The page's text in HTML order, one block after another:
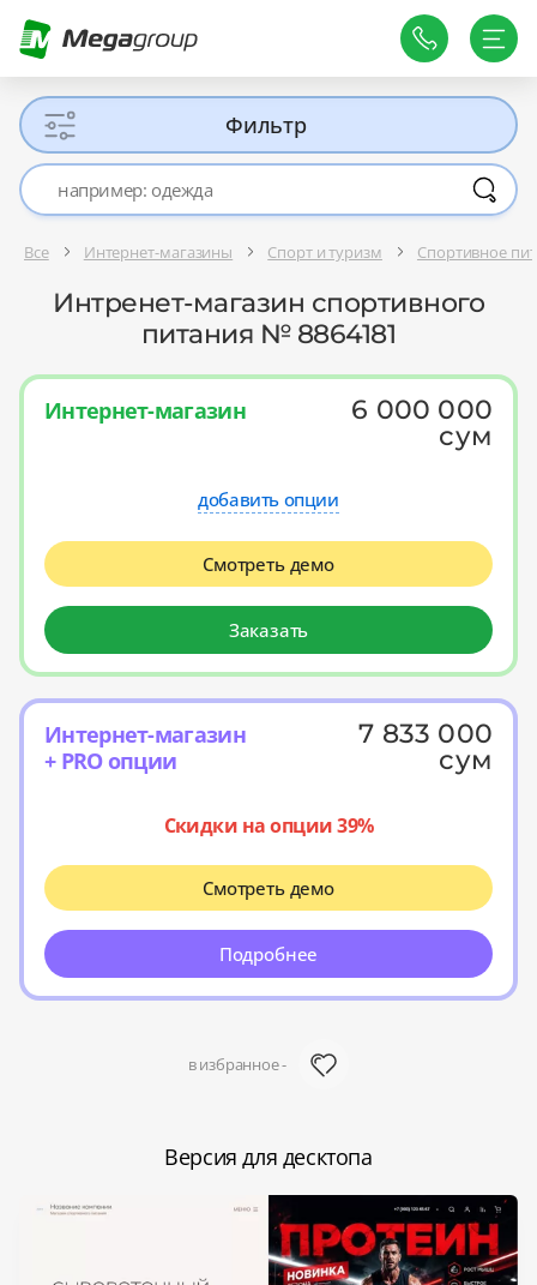
Фильтр
Все Интернет-магазины Спорт и туризм Спортивное
Интренет-магазин спортивного
питания № 8864181
в избранное -
Интернет-магазин
6 000 000
сум
добавить опции
Смотреть демо
Заказать
Интернет-магазин
+ PRO опции
7 833 000
сум
Скидки на опции 39%
Смотреть демо
Подробнее
Версия для десктопа